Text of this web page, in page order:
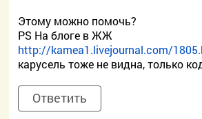
Этому можно помочь?
PS На блоге в ЖЖ
http://kamea1.livejournal.com/
карусель тоже не видна, только
Ответить